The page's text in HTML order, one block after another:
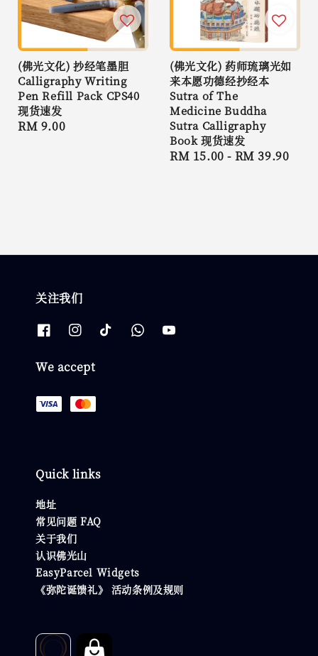
(佛光文化) 抄经笔墨胆
Calligraphy Writing
Pen Refill Pack CPS40
现货速发
Regular
RM 9.00
(佛光文化) 药师琉璃光如
来本愿功德经抄经本
Sutra of The
Medicine Buddha
Sutra Calligraphy
Book 现货速发
Regular
RM 15.00 - RM 39.90
关注我们
We accept
Quick links
地址
常见问题 FAQ
关于我们
认识佛光山
EasyParcel Widgets
《弥陀诞馈礼》 活动条例及规则